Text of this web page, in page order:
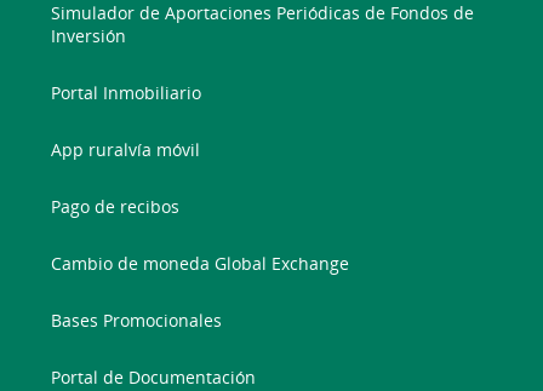
Simulador de Aportaciones Periódicas de Fondos de
Inversión
Portal Inmobiliario
App ruralvía móvil
Pago de recibos
Cambio de moneda Global Exchange
Bases Promocionales
Portal de Documentación